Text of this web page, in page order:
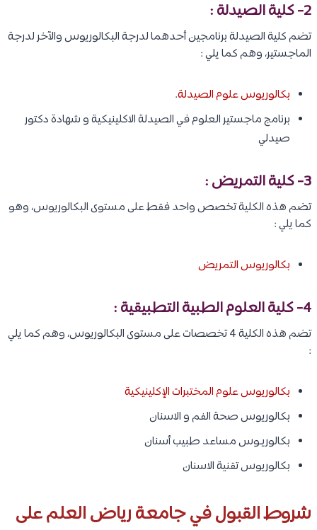
2- كلية الصيدلة :
تضم كلية الصيدلة برنامجين أحدهما لدرجة البكالوريوس والآخر لدرجة
الماجستير، وهم كما يلي :
بكالوريوس علوم الصيدلة.
برنامج ماجستير العلوم في الصيدلة الاكلينيكية و شهادة دكتور
صيدلي
3- كلية التمريض :
تضم هذه الكلية تخصص واحد فقط على مستوى البكالوريوس، وهو
كما يلي :
بكالوريوس التمريض
4- كلية العلوم الطبية التطبيقية :
تضم هذه الكلية 4 تخصصات على مستوى البكالوريوس، وهم كما يلي
:
بكالوريوس علوم المختبرات الإكلينيكية
بكالوريوس صحة الفم و الاسنان
بكالوريـوس مساعد طبيب أسنان
بكالوريوس تقنية الاسنان
شروط القبول في جامعة رياض العلم على